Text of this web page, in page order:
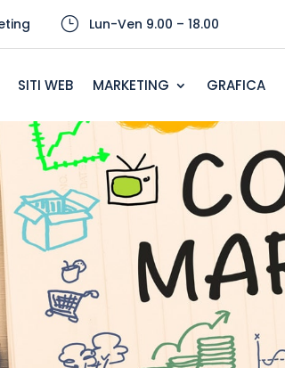
SITI WEB MARKETING GRAFICA
} Lun-Ven 9.00 – 18.00